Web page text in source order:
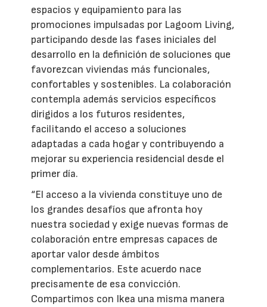
espacios y equipamiento para las
promociones impulsadas por Lagoom Living,
participando desde las fases iniciales del
desarrollo en la definición de soluciones que
favorezcan viviendas más funcionales,
confortables y sostenibles. La colaboración
contempla además servicios específicos
dirigidos a los futuros residentes,
facilitando el acceso a soluciones
adaptadas a cada hogar y contribuyendo a
mejorar su experiencia residencial desde el
primer día.
“El acceso a la vivienda constituye uno de
los grandes desafíos que afronta hoy
nuestra sociedad y exige nuevas formas de
colaboración entre empresas capaces de
aportar valor desde ámbitos
complementarios. Este acuerdo nace
precisamente de esa convicción.
Compartimos con Ikea una misma manera